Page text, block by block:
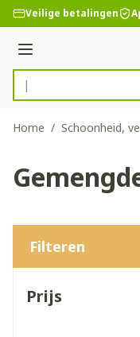
Ga naar de inhoud
Veilige betalingen
Menu
Product, merk,
Home / Schoonheid,
Filteren
Prijs